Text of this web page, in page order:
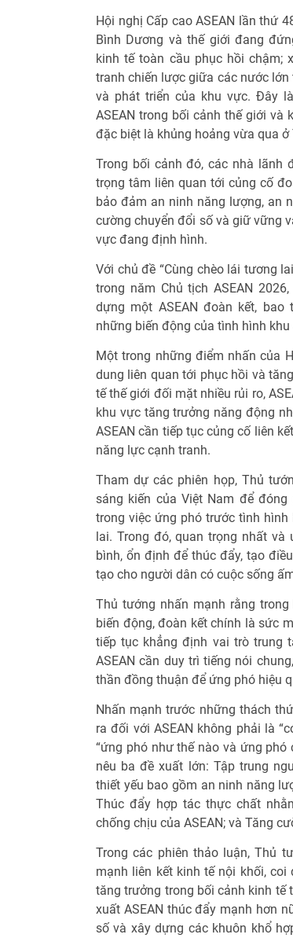
Hội nghị Cấp cao ASEAN lần thứ
Bình Dương và thế giới đang
kinh tế toàn cầu phục hồi chậm;
tranh chiến lược giữa các nước
và phát triển của khu vực. Đây
ASEAN trong bối cảnh thế giới
đặc biệt là khủng hoảng vừa qua ở
Trong bối cảnh đó, các nhà lãnh
trọng tâm liên quan tới củng cố
bảo đảm an ninh năng lượng, an
cường chuyển đổi số và giữ vững
vực đang định hình.
Với chủ đề “Cùng chèo lái tương
trong năm Chủ tịch ASEAN
dựng một ASEAN đoàn kết,
những biến động của tình hình khu
Một trong những điểm nhấn của
dung liên quan tới phục hồi và
tế thế giới đối mặt nhiều rủi ro,
khu vực tăng trưởng năng động
ASEAN cần tiếp tục củng cố liên
năng lực cạnh tranh.
Tham dự các phiên họp, Thủ
sáng kiến của Việt Nam để
trong việc ứng phó trước tình
lai. Trong đó, quan trọng nhất
bình, ổn định để thúc đẩy, tạo
tạo cho người dân có cuộc sống
Thủ tướng nhấn mạnh rằng
biến động, đoàn kết chính là sức
tiếp tục khẳng định vai trò trung
ASEAN cần duy trì tiếng nói
thần đồng thuận để ứng phó hiệu
Nhấn mạnh trước những thách
ra đối với ASEAN không phải là
“ứng phó như thế nào và ứng phó
nêu ba đề xuất lớn: Tập trung
thiết yếu bao gồm an ninh năng
Thúc đẩy hợp tác thực chất
chống chịu của ASEAN; và Tăng
Trong các phiên thảo luận, Thủ
mạnh liên kết kinh tế nội khối,
tăng trưởng trong bối cảnh kinh tế
xuất ASEAN thúc đẩy mạnh hơn
số và xây dựng các khuôn khổ